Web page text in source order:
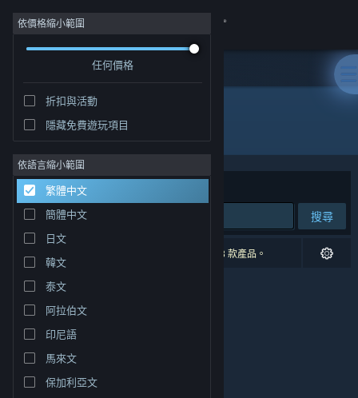
登入
社群
關於
客服
變更語言
取得 Steam 行動應用程式
檢視電腦版網頁
依價格縮小範圍
任何價格
折扣與活動
隱藏免費遊玩項目
依語言縮小範圍
繁體中文
簡體中文
日文
韓文
泰文
阿拉伯文
印尼語
馬來文
保加利亞文
開發人員: Chroma Coda
排序依據 相關性
搜尋
0 項相符的搜尋結果。 已根據您的偏好設定排除 3 款產品。